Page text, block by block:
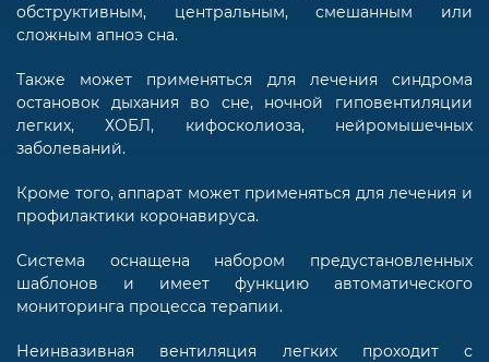
обструктивным, центральным, смешанным или
сложным апноэ сна.
Также может применяться для лечения синдрома
остановок дыхания во сне, ночной гиповентиляции
легких, ХОБЛ, кифосколиоза, нейромышечных
заболеваний.
Кроме того, аппарат может применяться для лечения и
профилактики коронавируса.
Система оснащена набором предустановленных
шаблонов и имеет функцию автоматического
мониторинга процесса терапии.
Неинвазивная вентиляция легких проходит с